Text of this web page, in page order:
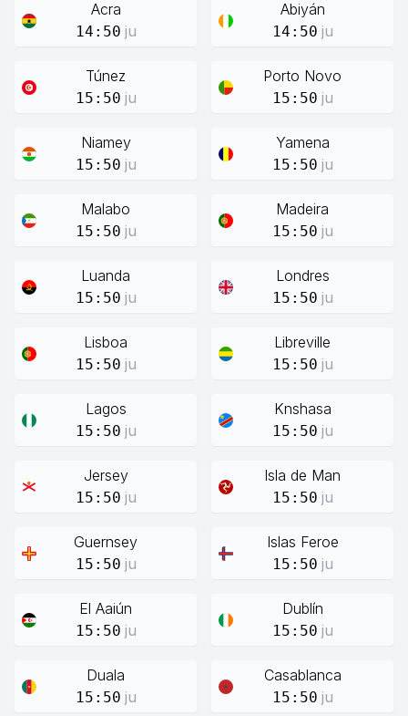
Acra
14:50 ju
Abiyán
14:50 ju
Túnez
15:50 ju
Porto Novo
15:50 ju
Niamey
15:50 ju
Yamena
15:50 ju
Malabo
15:50 ju
Madeira
15:50 ju
Luanda
15:50 ju
Londres
15:50 ju
Lisboa
15:50 ju
Libreville
15:50 ju
Lagos
15:50 ju
Knshasa
15:50 ju
Jersey
15:50 ju
Isla de Man
15:50 ju
Guernsey
15:50 ju
Islas Feroe
15:50 ju
El Aaiún
15:50 ju
Dublín
15:50 ju
Duala
15:50 ju
Casablanca
15:50 ju